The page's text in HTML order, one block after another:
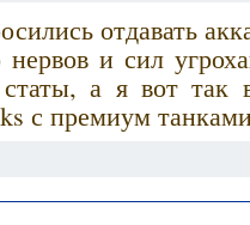
отдавать
и сил
а я вот так
с премиум